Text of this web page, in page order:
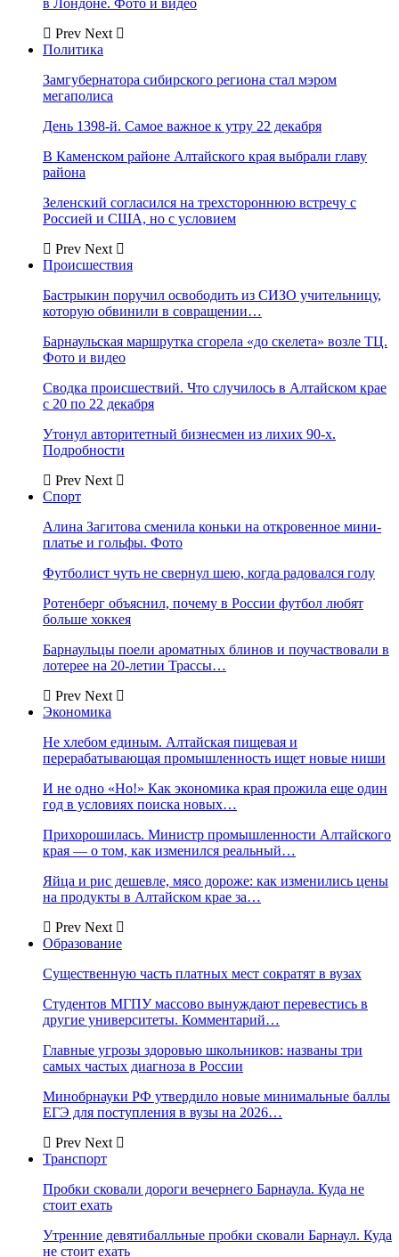
в Лондоне. Фото и видео
Prev Next
Политика
Замгубернатора сибирского региона стал мэром
мегаполиса
День 1398-й. Самое важное к утру 22 декабря
В Каменском районе Алтайского края выбрали главу
района
Зеленский согласился на трехстороннюю встречу с
Россией и США, но с условием
Prev Next
Происшествия
Бастрыкин поручил освободить из СИЗО учительницу,
которую обвинили в совращении…
Барнаульская маршрутка сгорела «до скелета» возле ТЦ.
Фото и видео
Сводка происшествий. Что случилось в Алтайском крае
с 20 по 22 декабря
Утонул авторитетный бизнесмен из лихих 90-х.
Подробности
Prev Next
Спорт
Алина Загитова сменила коньки на откровенное мини-
платье и гольфы. Фото
Футболист чуть не свернул шею, когда радовался голу
Ротенберг объяснил, почему в России футбол любят
больше хоккея
Барнаульцы поели ароматных блинов и поучаствовали в
лотерее на 20-летии Трассы…
Prev Next
Экономика
Не хлебом единым. Алтайская пищевая и
перерабатывающая промышленность ищет новые ниши
И не одно «Но!» Как экономика края прожила еще один
год в условиях поиска новых…
Прихорошилась. Министр промышленности Алтайского
края — о том, как изменился реальный…
Яйца и рис дешевле, мясо дороже: как изменились цены
на продукты в Алтайском крае за…
Prev Next
Образование
Существенную часть платных мест сократят в вузах
Студентов МГПУ массово вынуждают перевестись в
другие университеты. Комментарий…
Главные угрозы здоровью школьников: названы три
самых частых диагноза в России
Минобрнауки РФ утвердило новые минимальные баллы
ЕГЭ для поступления в вузы на 2026…
Prev Next
Транспорт
Пробки сковали дороги вечернего Барнаула. Куда не
стоит ехать
Утренние девятибалльные пробки сковали Барнаул. Куда
не стоит ехать